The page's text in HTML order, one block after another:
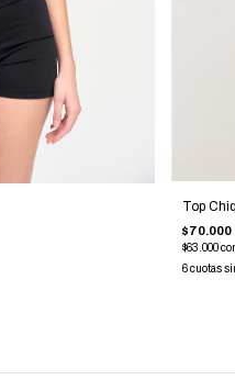
Top
$70.000
$63.000
6 cuotas